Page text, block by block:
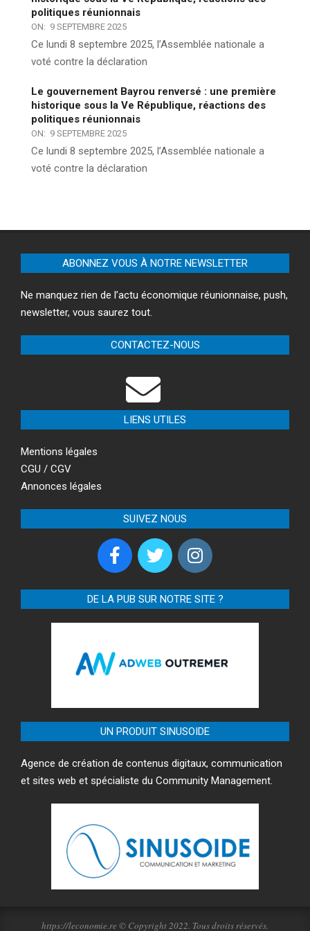
politiques réunionnais
ON: 9 SEPTEMBRE 2025
Ce lundi 8 septembre 2025, l’Assemblée nationale a
voté contre la déclaration
Le gouvernement Bayrou renversé : une première
historique sous la Ve République, réactions des
politiques réunionnais
ON: 9 SEPTEMBRE 2025
Ce lundi 8 septembre 2025, l’Assemblée nationale a
voté contre la déclaration
ABONNEZ VOUS À NOTRE NEWSLETTER
Ne manquez rien de l’actu économique réunionnaise, push,
newsletter, vous saurez tout.
CONTACTEZ-NOUS
LIENS UTILES
Mentions légales
CGU / CGV
Annonces légales
SUIVEZ NOUS
DE LA PUB SUR NOTRE SITE ?
UN PRODUIT SINUSOIDE
Agence de création de contenus digitaux, communication
et sites web et spécialiste du Community Management.
https://leconomie.re © Copyright 2022. Tous droits réservés.